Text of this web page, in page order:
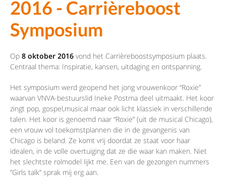
2016 - Carrièreboost
Symposium
Op 8 oktober 2016 vond het Carrièreboostsymposium plaats.
Centraal thema: Inspiratie, kansen, uitdaging en ontspanning.
Het symposium werd geopend het jong vrouwenkoor “Roxie”
waarvan VNVA-bestuurslid Ineke Postma deel uitmaakt. Het koor
zingt pop, gospel,musical maar ook licht klassiek in verschillende
talen. Het koor is genoemd naar “Roxie” (uit de musical Chicago),
een vrouw vol toekomstplannen die in de gevangenis van
Chicago is beland. Ze komt vrij doordat ze staat voor haar
idealen, in de volle overtuiging dat ze die waar kan maken. Niet
het slechtste rolmodel lijkt me. Een van de gezongen nummers
”Girls talk” sprak mij erg aan.